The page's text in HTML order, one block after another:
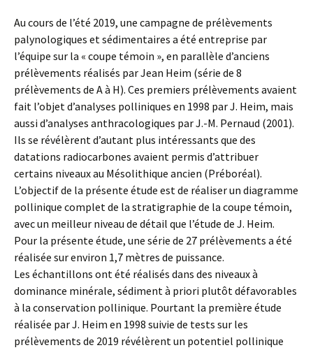
Au cours de l’été 2019, une campagne de prélèvements
palynologiques et sédimentaires a été entreprise par
l’équipe sur la « coupe témoin », en parallèle d’anciens
prélèvements réalisés par Jean Heim (série de 8
prélèvements de A à H). Ces premiers prélèvements avaient
fait l’objet d’analyses polliniques en 1998 par J. Heim, mais
aussi d’analyses anthracologiques par J.-M. Pernaud (2001).
Ils se révélèrent d’autant plus intéressants que des
datations radiocarbones avaient permis d’attribuer
certains niveaux au Mésolithique ancien (Préboréal).
L’objectif de la présente étude est de réaliser un diagramme
pollinique complet de la stratigraphie de la coupe témoin,
avec un meilleur niveau de détail que l’étude de J. Heim.
Pour la présente étude, une série de 27 prélèvements a été
réalisée sur environ 1,7 mètres de puissance.
Les échantillons ont été réalisés dans des niveaux à
dominance minérale, sédiment à priori plutôt défavorables
à la conservation pollinique. Pourtant la première étude
réalisée par J. Heim en 1998 suivie de tests sur les
prélèvements de 2019 révélèrent un potentiel pollinique